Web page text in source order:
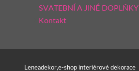
SVATEBNÍ A JINÉ DOPLŇKY
Kontakt
Leneadekor,e-shop interiérové dekorace